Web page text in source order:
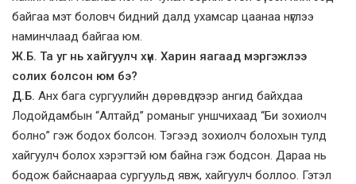
байгаа мэт боловч бидний далд ухамсар цаанаа нүглээ
наминчлаад байгаа юм.
Ж.Б. Та уг нь хайгуулч хүн. Харин яагаад мэргэжлээ
солих болсон юм бэ?
Д.Б. Анх бага сургуулийн дөрөвдүгээр ангид байхдаа
Лодойдамбын “Алтайд” романыг уншчихаад “Би зохиолч
болно” гэж бодох болсон. Тэгээд зохиолч болохын тулд
хайгуулч болох хэрэгтэй юм байна гэж бодсон. Дараа нь
бодож байснаараа сургуульд явж, хайгуулч боллоо. Гэтэл